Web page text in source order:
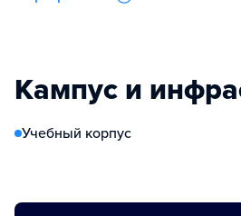
Кампус и
Учебный корпус